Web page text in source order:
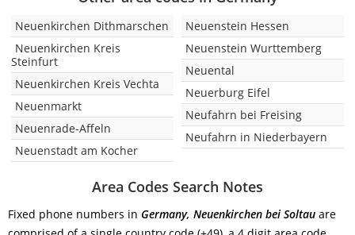
Neuenkirchen Dithmarschen
Neuenkirchen Kreis
Steinfurt
Neuenkirchen Kreis Vechta
Neuenmarkt
Neuenrade-Affeln
Neuenstadt am Kocher
Neuenstein Hessen
Neuenstein Wurttemberg
Neuental
Neuerburg Eifel
Neufahrn bei Freising
Neufahrn in Niederbayern
Area Codes Search Notes
Fixed phone numbers in Germany, Neuenkirchen bei Soltau are